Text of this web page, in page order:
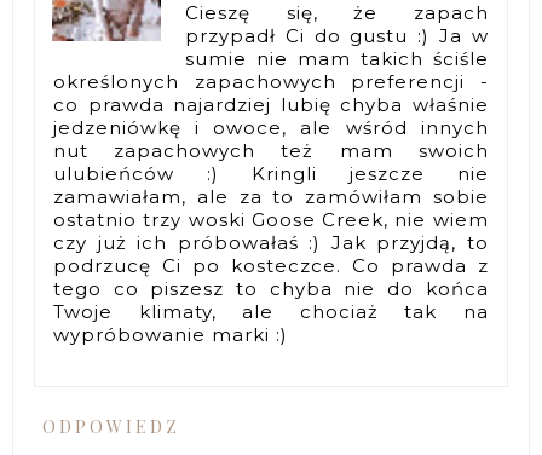
Cieszę się, że zapach
przypadł Ci do gustu :) Ja w
sumie nie mam takich ściśle
określonych zapachowych preferencji -
co prawda najardziej lubię chyba właśnie
jedzeniówkę i owoce, ale wśród innych
nut zapachowych też mam swoich
ulubieńców :) Kringli jeszcze nie
zamawiałam, ale za to zamówiłam sobie
ostatnio trzy woski Goose Creek, nie wiem
czy już ich próbowałaś :) Jak przyjdą, to
podrzucę Ci po kosteczce. Co prawda z
tego co piszesz to chyba nie do końca
Twoje klimaty, ale chociaż tak na
wypróbowanie marki :)
ODPOWIEDZ